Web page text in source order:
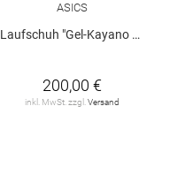
ASICS
Laufschuh "Gel-Kayano 33 W"
200,00 €
inkl. MwSt. zzgl. Versand